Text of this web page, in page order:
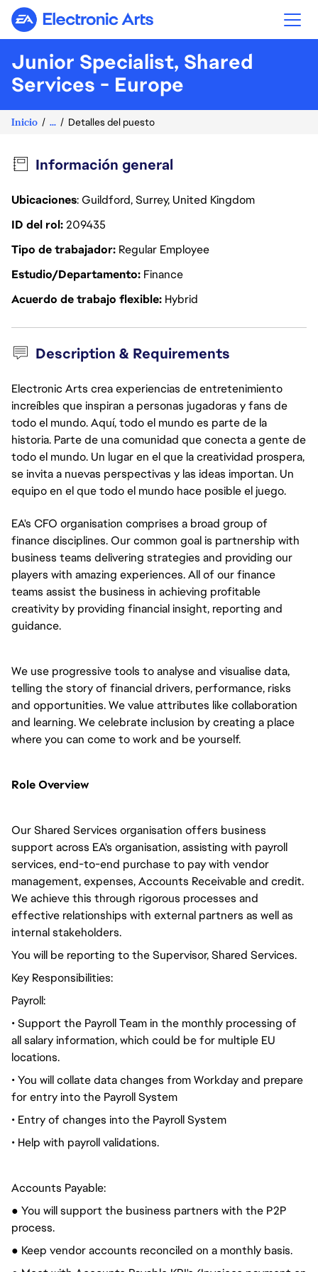
Electronic Arts
Junior Specialist, Shared
Services - Europe
Inicio ... Detalles del puesto
Información general
Ubicaciones: Guildford, Surrey, United Kingdom
ID del rol209435
Tipo de trabajador Regular Employee
Estudio/Departamento Finance
Acuerdo de trabajo flexible Hybrid
Description & Requirements
Electronic Arts crea experiencias de entretenimiento
increíbles que inspiran a personas jugadoras y fans de
todo el mundo. Aquí, todo el mundo es parte de la
historia. Parte de una comunidad que conecta a gente de
todo el mundo. Un lugar en el que la creatividad prospera,
se invita a nuevas perspectivas y las ideas importan. Un
equipo en el que todo el mundo hace posible el juego.
EA's CFO organisation comprises a broad group of
finance disciplines. Our common goal is partnership with
business teams delivering strategies and providing our
players with amazing experiences. All of our finance
teams assist the business in achieving profitable
creativity by providing financial insight, reporting and
guidance.
We use progressive tools to analyse and visualise data,
telling the story of financial drivers, performance, risks
and opportunities. We value attributes like collaboration
and learning. We celebrate inclusion by creating a place
where you can come to work and be yourself.
Role Overview
Our Shared Services organisation offers business
support across EA's organisation, assisting with payroll
services, end-to-end purchase to pay with vendor
management, expenses, Accounts Receivable and credit.
We achieve this through rigorous processes and
effective relationships with external partners as well as
internal stakeholders.
You will be reporting to the Supervisor, Shared Services.
Key Responsibilities:
Payroll:
• Support the Payroll Team in the monthly processing of
all salary information, which could be for multiple EU
locations.
• You will collate data changes from Workday and prepare
for entry into the Payroll System
• Entry of changes into the Payroll System
• Help with payroll validations.
Accounts Payable:
● You will support the business partners with the P2P
process.
● Keep vendor accounts reconciled on a monthly basis.